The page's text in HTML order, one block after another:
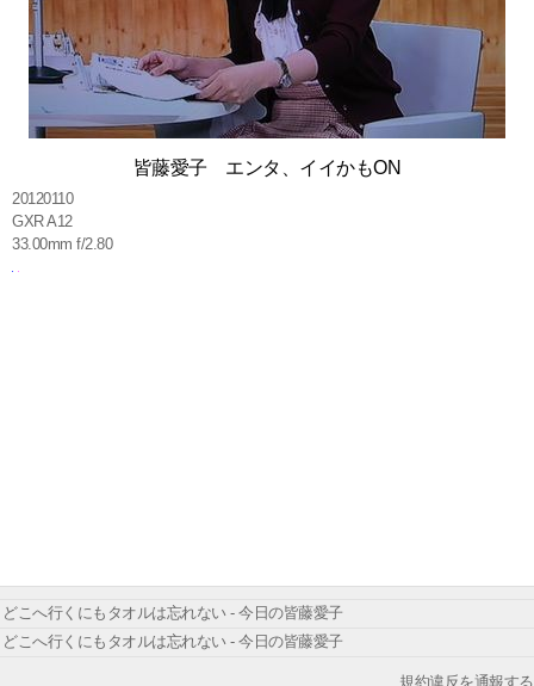
皆藤愛子 エンタ、イイかもON
20120110
GXR A12
33.00mm f/2.80
どこへ行くにもタオルは忘れない - 今日の皆藤愛子
どこへ行くにもタオルは忘れない - 今日の皆藤愛子
規約違反を通報する